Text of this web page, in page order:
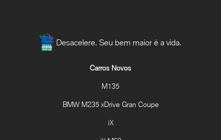
Desacelere. Seu bem maior é a vida.
Carros Novos
M135
BMW M235 xDrive Gran Coupe
iX